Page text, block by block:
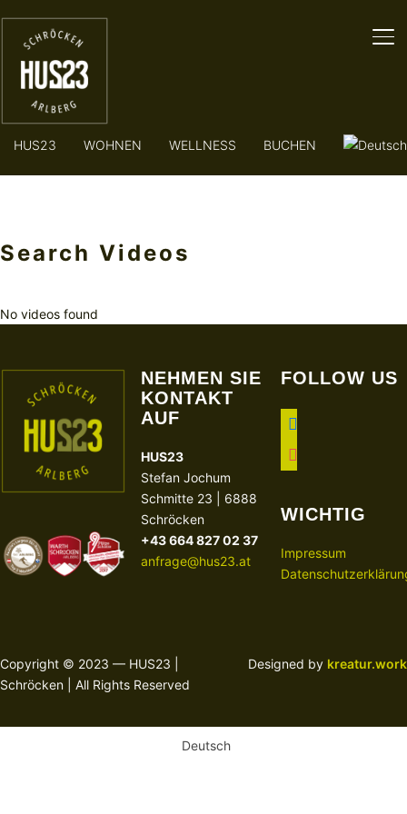
HUS23 WOHNEN WELLNESS BUCHEN
Search Videos
No videos found
NEHMEN SIE
KONTAKT
AUF
HUS23
Stefan Jochum
Schmitte 23 | 6888
Schröcken
+43 664 827 02 37
anfrage@hus23.at
FOLLOW US
facebook
instagram
WICHTIG
Impressum
Copyright © 2023 — HUS23 |
Schröcken | All Rights Reserved
Designed by kreatur.work
Deutsch